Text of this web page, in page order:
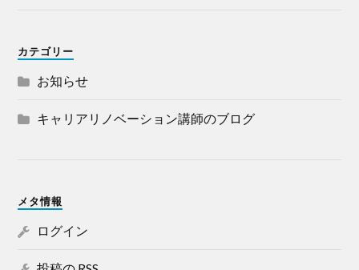
カテゴリー
お知らせ
キャリアリノベーション講師のブログ
メタ情報
ログイン